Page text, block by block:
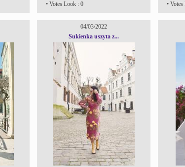
• Votes Look : 0
•
04/03/2022
Sukienka uszyta z...